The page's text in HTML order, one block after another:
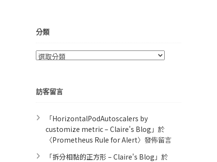
分類
分
訪客留言
「HorizontalPodAutoscalers by
customize metric – Claire's Blog 」於
〈Prometheus Rule for Alert​〉發佈留言
「拆分相黏的正方形 – Claire's Blog 」於